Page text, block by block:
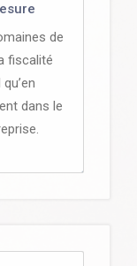
de
fiscalité
dans le